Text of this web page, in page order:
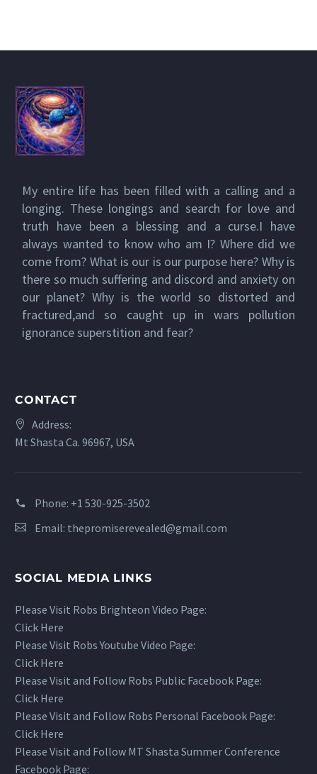
My entire life has been filled with a calling and a
longing. These longings and search for love and
truth have been a blessing and a curse.I have
always wanted to know who am I? Where did we
come from? What is our is our purpose here? Why is
there so much suffering and discord and anxiety on
our planet? Why is the world so distorted and
fractured,and so caught up in wars pollution
ignorance superstition and fear?
CONTACT
Address:
Mt Shasta Ca. 96967, USA
Phone: +1 530-925-3502
Email: thepromiserevealed@gmail.com
SOCIAL MEDIA LINKS
Please Visit Robs Brighteon Video Page:
Click Here
Please Visit Robs Youtube Video Page:
Click Here
Please Visit and Follow Robs Public Facebook Page:
Click Here
Please Visit and Follow Robs Personal Facebook Page:
Click Here
Please Visit and Follow MT Shasta Summer Conference
Facebook Page: